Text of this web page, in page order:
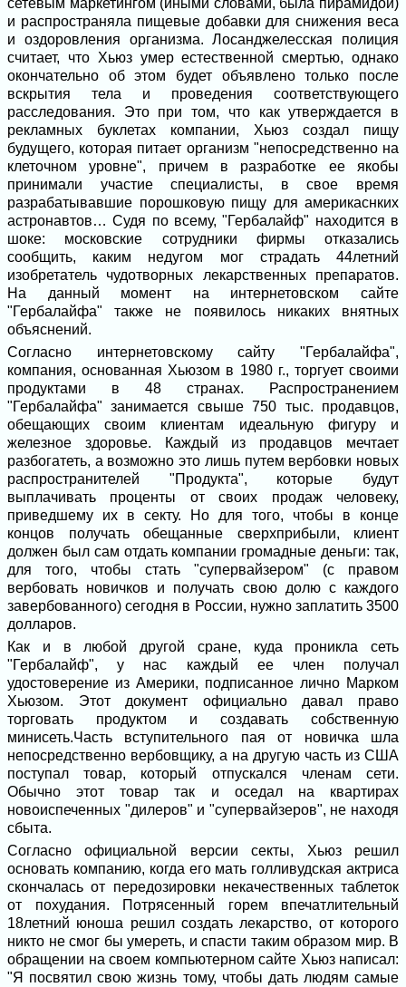
сетевым маркетингом (иными словами, была пирамидой)
и распространяла пищевые добавки для снижения веса
и оздоровления организма. Лосанджелесская полиция
считает, что Хьюз умер естественной смертью, однако
окончательно об этом будет объявлено только после
вскрытия тела и проведения соответствующего
расследования. Это при том, что как утверждается в
рекламных буклетах компании, Хьюз создал пищу
будущего, которая питает организм "непосредственно на
клеточном уровне", причем в разработке ее якобы
принимали участие специалисты, в свое время
разрабатывавшие порошковую пищу для америкаснких
астронавтов… Судя по всему, "Гербалайф" находится в
шоке: московские сотрудники фирмы отказались
сообщить, каким недугом мог страдать 44летний
изобретатель чудотворных лекарственных препаратов.
На данный момент на интернетовском сайте
"Гербалайфа" также не появилось никаких внятных
объяснений.
Согласно интернетовскому сайту "Гербалайфа",
компания, основанная Хьюзом в 1980 г., торгует своими
продуктами в 48 странах. Распространением
"Гербалайфа" занимается свыше 750 тыс. продавцов,
обещающих своим клиентам идеальную фигуру и
железное здоровье. Каждый из продавцов мечтает
разбогатеть, а возможно это лишь путем вербовки новых
распространителей "Продукта", которые будут
выплачивать проценты от своих продаж человеку,
приведшему их в секту. Но для того, чтобы в конце
концов получать обещанные сверхприбыли, клиент
должен был сам отдать компании громадные деньги: так,
для того, чтобы стать "супервайзером" (с правом
вербовать новичков и получать свою долю с каждого
завербованного) сегодня в России, нужно заплатить 3500
долларов.
Как и в любой другой сране, куда проникла сеть
"Гербалайф", у нас каждый ее член получал
удостоверение из Америки, подписанное лично Марком
Хьюзом. Этот документ официально давал право
торговать продуктом и создавать собственную
минисеть.Часть вступительного пая от новичка шла
непосредственно вербовщику, а на другую часть из США
поступал товар, который отпускался членам сети.
Обычно этот товар так и оседал на квартирах
новоиспеченных "дилеров" и "супервайзеров", не находя
сбыта.
Согласно официальной версии секты, Хьюз решил
основать компанию, когда его мать голливудская актриса
скончалась от передозировки некачественных таблеток
от похудания. Потрясенный горем впечатлительный
18летний юноша решил создать лекарство, от которого
никто не смог бы умереть, и спасти таким образом мир. В
обращении на своем компьютерном сайте Хьюз написал:
"Я посвятил свою жизнь тому, чтобы дать людям самые